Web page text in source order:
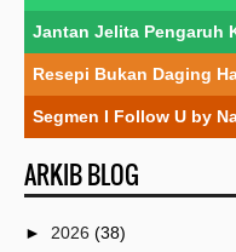
Jantan Jelita Pengaruh
Resepi Bukan Daging
Segmen I Follow U by
ARKIB BLOG
► 2026 (38)